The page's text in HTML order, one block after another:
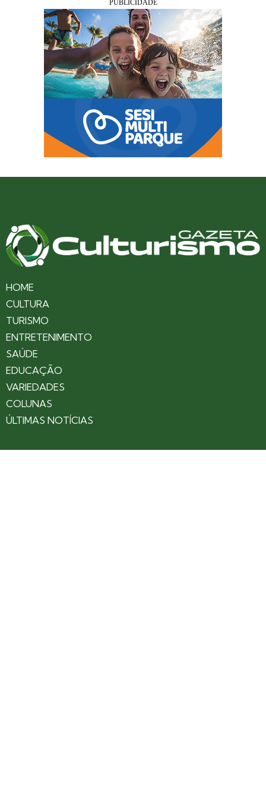
HOME
CULTURA
TURISMO
ENTRETENIMENTO
SAÚDE
EDUCAÇÃO
VARIEDADES
COLUNAS
ÚLTIMAS NOTÍCIAS